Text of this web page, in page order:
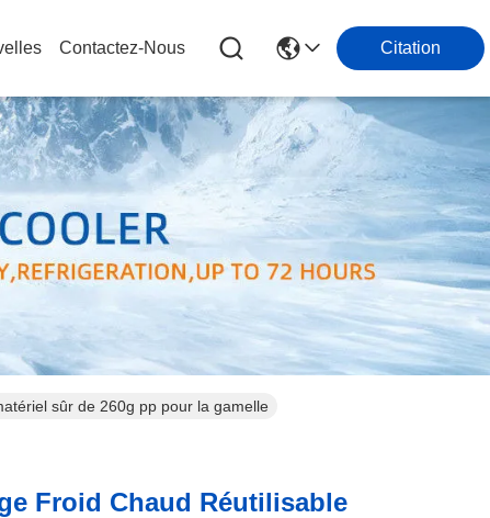
Contactez-Nous Citation
sûr de 260g pp pour la gamelle
Froid Chaud Réutilisable